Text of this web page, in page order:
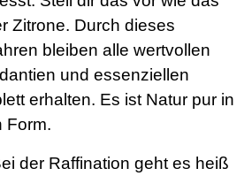
Zitrone. Durch dieses
bleiben alle wertvollen
und essenziellen
erhalten. Es ist Natur pur in
Form.
der Raffination geht es heiß